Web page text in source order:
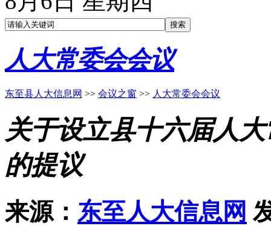
人大常委会会议
东至县人大信息网 >> 会议之窗 >> 人大常委会会议
关于设立县十六届人
的提议
来源： 东至人大信息网